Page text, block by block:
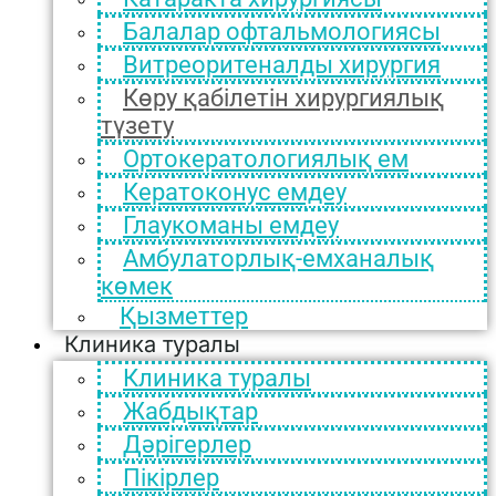
Балалар офтальмологиясы
Витреоритеналды хирургия
Көру қабілетін хирургиялық
түзету
Ортокератологиялық ем
Кератоконус емдеу
Глаукоманы емдеу
Амбулаторлық-емханалық
көмек
Қызметтер
Клиника туралы
Клиника туралы
Жабдықтар
Дәрігерлер
Пікірлер